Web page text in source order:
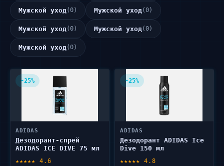
Мужской уход(0) Мужской уход(0)
Мужской уход(0) Мужской уход(0)
Мужской уход(0)
-25%
ADIDAS
Дезодорант-спрей
ADIDAS ICE DIVE 75 мл
★★★★★ 4.6
-25%
ADIDAS
Дезодорант ADIDAS Ice
Dive 150 мл
★★★★★ 4.8